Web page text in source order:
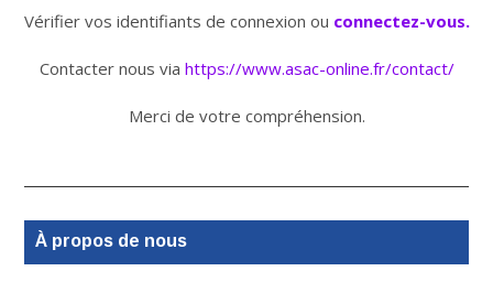
Vérifier vos identifiants de connexion ou connectez-vous.
Contacter nous via https://www.asac-online.fr/contact/
Merci de votre compréhension.
À propos de nous